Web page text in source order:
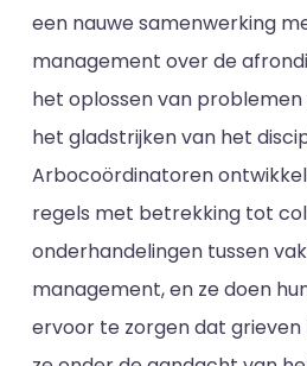
een nauwe samenwerking
management over de
het oplossen van
het gladstrijken van het
Arbocoördinatoren
regels met betrekking tot
onderhandelingen tussen
management, en ze doen
ervoor te zorgen dat